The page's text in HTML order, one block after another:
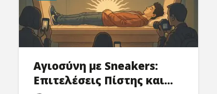
Αγιοσύνη με Sneakers:
Επιτελέσεις Πίστης και...